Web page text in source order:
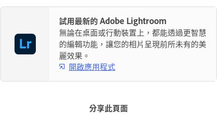
試用最新的 Adobe Lightroom
無論在桌面或行動裝置上，都能透過更智慧
的編輯功能，讓您的相片呈現前所未有的美
麗效果。
開啟應用程式
分享此頁面